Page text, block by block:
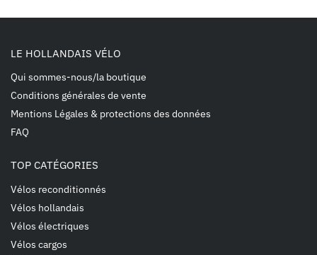
LE HOLLANDAIS VÉLO
Qui sommes-nous/la boutique
Conditions générales de vente
Mentions Légales & protections des données
FAQ
TOP CATÉGORIES
Vélos reconditionnés
Vélos hollandais
Vélos électriques
Vélos cargos